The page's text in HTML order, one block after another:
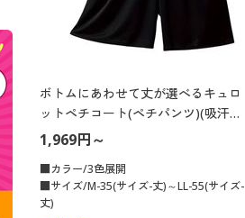
ボトムにあわせて丈が選べるキュロ
ットペチコート(ペチパンツ)(吸汗速
乾・静電気防止)
1,969円～
■カラー/3色展開
■サイズ/M-35(サイズ-丈)～LL-55(サイズ-
丈)